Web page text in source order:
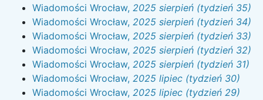
Wiadomości Wrocław, 2025 sierpień (tydzień 35)
Wiadomości Wrocław, 2025 sierpień (tydzień 34)
Wiadomości Wrocław, 2025 sierpień (tydzień 33)
Wiadomości Wrocław, 2025 sierpień (tydzień 32)
Wiadomości Wrocław, 2025 sierpień (tydzień 31)
Wiadomości Wrocław, 2025 lipiec (tydzień 30)
Wiadomości Wrocław, 2025 lipiec (tydzień 29)